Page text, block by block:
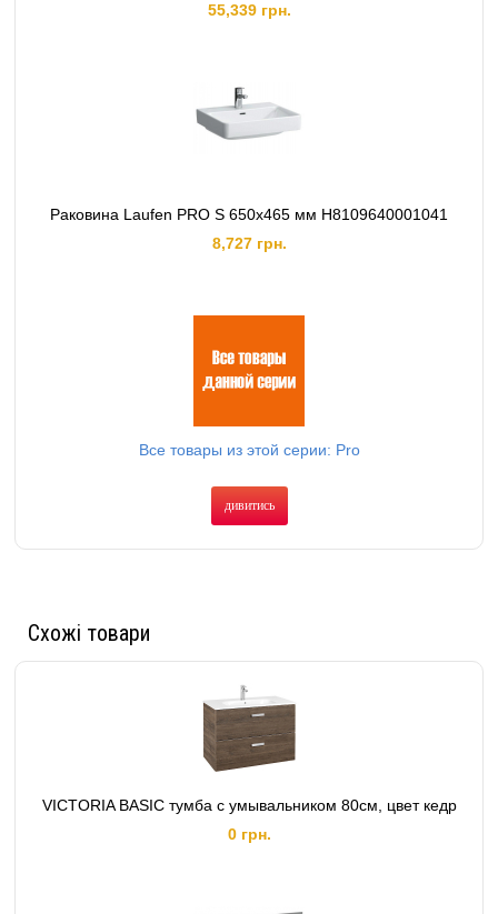
55,339 грн.
Раковина Laufen PRO S 650х465 мм H8109640001041
8,727 грн.
Все товары из этой серии: Pro
дивитись
Схожі товари
VICTORIA BASIC тумба с умывальником 80см, цвет кедр
0 грн.